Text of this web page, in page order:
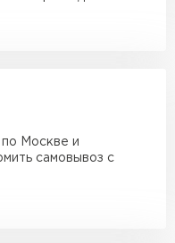
Москве и
самовывоз с